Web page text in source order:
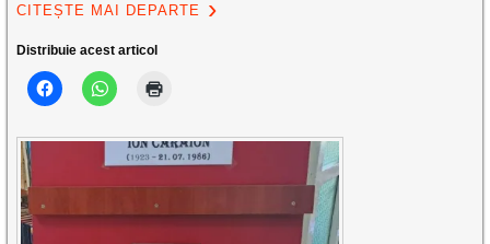
CITEȘTE MAI DEPARTE
Distribuie acest articol